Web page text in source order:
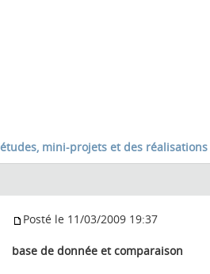
mini-projets et des
Posté le 11/03/2009 19:37
base de donnée et comparaison